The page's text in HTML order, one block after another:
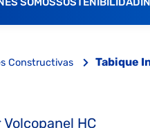
Constructivas Tabique
HC